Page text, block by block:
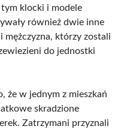
tym klocki i modele
również dwie inne
którzy zostali
do jednostki
że w jednym z mieszkań
skradzione
Zatrzymani przyznali